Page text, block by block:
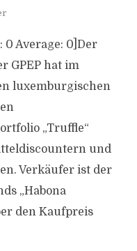
0 Average: 0]Der
GPEP hat im
luxemburgischen
„Truffle“
und
Verkäufer ist der
„Habona
den Kaufpreis